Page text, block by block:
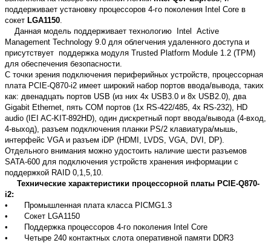
поддерживает установку процессоров 4-го поколения Intel Core в
сокет LGA1150
Данная модель поддерживает технологию Intel Active
Management Technology 9.0 для облегчения удаленного доступа и
присутствует поддержка модуля Trusted Platform Module 1.2 (TPM)
для обеспечения безопасности.
С точки зрения подключения периферийных устройств, процессорная
плата PCIE-Q870-i2 имеет широкий набор портов ввода/вывода, таких
как: двенадцать портов USB (из них 4х USB3.0 и 8х USB2.0), два
Gigabit Ethernet, пять COM портов (1x RS-422/485, 4x RS-232), HD
audio (IEI AC-KIT-892HD), один дискретный порт ввода/вывода (4-вход,
4-выход), разъем подключения планки PS/2 клавиатура/мышь,
интерфейс VGA и разъем iDP (HDMI, LVDS, VGA, DVI, DP).
Отдельного внимания можно удостоить наличие шести разъемов
SATA-600 для подключения устройств хранения информации с
поддержкой RAID 0,1,5,10.
Технические характеристики процессорной платы PCIE-Q870-
i2:
•
Промышленная плата класса PICMG1.3
•
Сокет LGA1150
•
Поддержка процессоров 4-го поколения Intel Core
•
Четыре 240 контактных слота оперативной памяти DDR3